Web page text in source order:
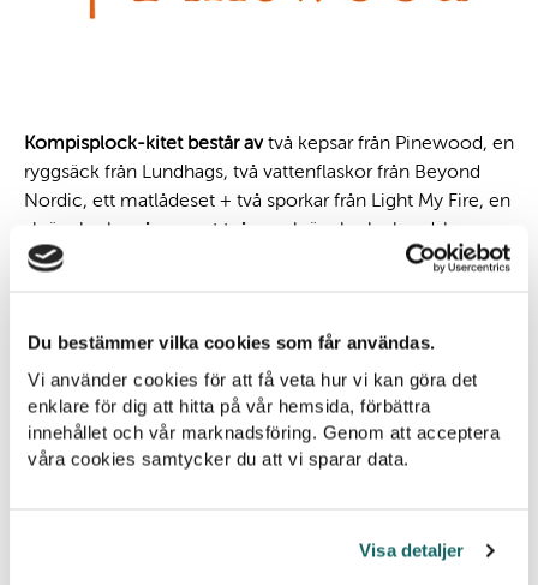
Du bestämmer vilka cookies som får användas.
Vi använder cookies för att få veta hur vi kan göra det
enklare för dig att hitta på vår hemsida, förbättra
innehållet och vår marknadsföring. Genom att acceptera
våra cookies samtycker du att vi sparar data.
Visa detaljer
Kompisplock-kitet består av två kepsar från Pinewood, en
ryggsäck från Lundhags, två vattenflaskor från Beyond
Nordic, ett matlådeset + två sporkar från Light My Fire, en
skräpplockarpåse samt två par skräpplockarhandskar.
Anmäl dig via formuläret nedan så kommer
Anmäl dig du också!